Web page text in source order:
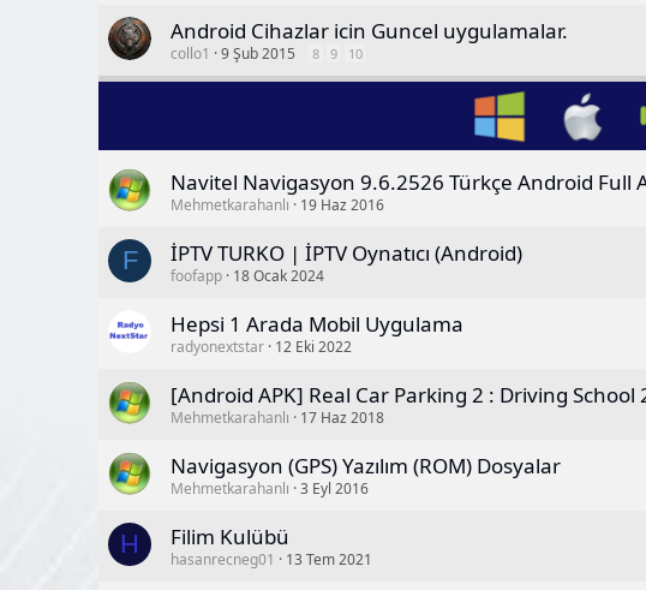
Android Cihazlar icin Guncel uygulamalar.
collo1 9 Şub 2015 8 9 10
Navitel Navigasyon 9.6.2526 Türkçe Android Full
Mehmetkarahanlı 19 Haz 2016
F İPTV TURKO | İPTV Oynatıcı (Android)
foofapp 18 Ocak 2024
Hepsi 1 Arada Mobil Uygulama
radyonextstar 12 Eki 2022
[Android APK] Real Car Parking 2 : Driving
Mehmetkarahanlı 17 Haz 2018
Navigasyon (GPS) Yazılım (ROM) Dosyalar
Mehmetkarahanlı 3 Eyl 2016
H Filim Kulübü
hasanrecneg01 13 Tem 2021